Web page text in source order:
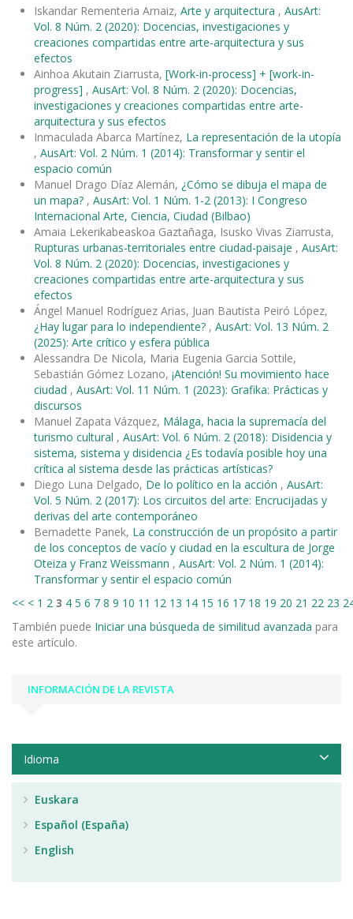
Iskandar Rementeria Arnaiz, Arte y arquitectura , AusArt:
Vol. 8 Núm. 2 (2020): Docencias, investigaciones y
creaciones compartidas entre arte-arquitectura y sus
efectos
Ainhoa Akutain Ziarrusta, [Work-in-process] + [work-in-
progress] , AusArt: Vol. 8 Núm. 2 (2020): Docencias,
investigaciones y creaciones compartidas entre arte-
arquitectura y sus efectos
Inmaculada Abarca Martínez, La representación de la utopía
, AusArt: Vol. 2 Núm. 1 (2014): Transformar y sentir el
espacio común
Manuel Drago Díaz Alemán, ¿Cómo se dibuja el mapa de
un mapa? , AusArt: Vol. 1 Núm. 1-2 (2013): I Congreso
Internacional Arte, Ciencia, Ciudad (Bilbao)
Amaia Lekerikabeaskoa Gaztañaga, Isusko Vivas Ziarrusta,
Rupturas urbanas-territoriales entre ciudad-paisaje , AusArt:
Vol. 8 Núm. 2 (2020): Docencias, investigaciones y
creaciones compartidas entre arte-arquitectura y sus
efectos
Ángel Manuel Rodríguez Arias, Juan Bautista Peiró López,
¿Hay lugar para lo independiente? , AusArt: Vol. 13 Núm. 2
(2025): Arte crítico y esfera pública
Alessandra De Nicola, Maria Eugenia Garcia Sottile,
Sebastián Gómez Lozano, ¡Atención! Su movimiento hace
ciudad , AusArt: Vol. 11 Núm. 1 (2023): Grafika: Prácticas y
discursos
Manuel Zapata Vázquez, Málaga, hacia la supremacía del
turismo cultural , AusArt: Vol. 6 Núm. 2 (2018): Disidencia y
sistema, sistema y disidencia ¿Es todavía posible hoy una
crítica al sistema desde las prácticas artísticas?
Diego Luna Delgado, De lo político en la acción , AusArt:
Vol. 5 Núm. 2 (2017): Los circuitos del arte: Encrucijadas y
derivas del arte contemporáneo
Bernadette Panek, La construcción de un propósito a partir
de los conceptos de vacío y ciudad en la escultura de Jorge
Oteiza y Franz Weissmann , AusArt: Vol. 2 Núm. 1 (2014):
Transformar y sentir el espacio común
<< < 1 2 3 4 5 6 7 8 9 10 11 12 13 14 15 16 17 18 19 20 21 22 23
También puede Iniciar una búsqueda de similitud avanzada para
este artículo.
INFORMACIÓN DE LA REVISTA
Idioma
Euskara
Español (España)
English